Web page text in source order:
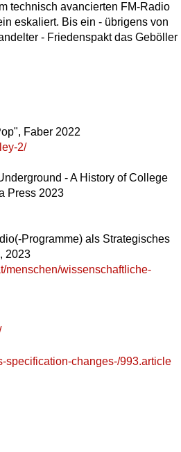
technisch avancierten FM-Radio
eskaliert. Bis ein - übrigens von
- Friedenspakt das Geböller
Faber 2022
2/
- A History of College
Press 2023
Programme) als Strategisches
2023
menschen/wissenschaftliche-
specification-changes-/993.article